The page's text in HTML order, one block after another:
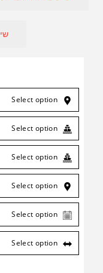
Select option
Select option
Select option
Select option
Select option
Select option